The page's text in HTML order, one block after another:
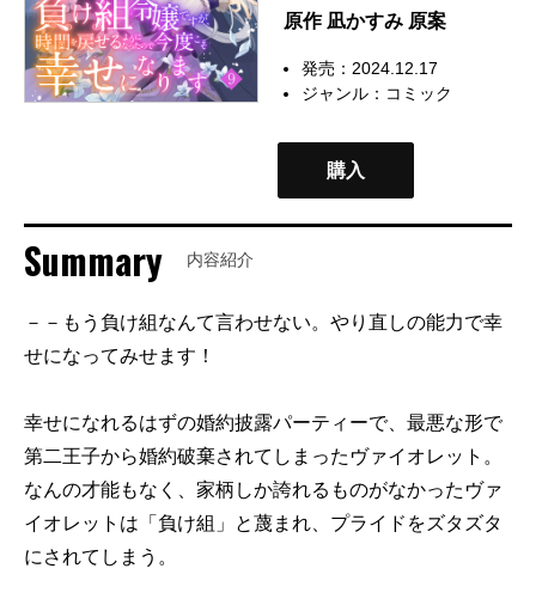
原作 凪かすみ 原案
発売：2024.12.17
ジャンル： コミック
購入
Summary 内容紹介
－－もう負け組なんて言わせない。やり直しの能力で幸
せになってみせます！
幸せになれるはずの婚約披露パーティーで、最悪な形で
第二王子から婚約破棄されてしまったヴァイオレット。
なんの才能もなく、家柄しか誇れるものがなかったヴァ
イオレットは「負け組」と蔑まれ、プライドをズタズタ
にされてしまう。